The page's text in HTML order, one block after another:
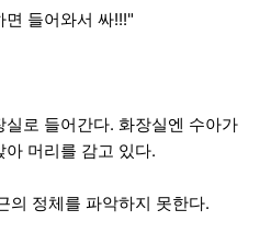
면 들어와서 싸!!!"
로 들어간다. 화장실엔 수아가
머리를 감고 있다.
의 정체를 파악하지 못한다.